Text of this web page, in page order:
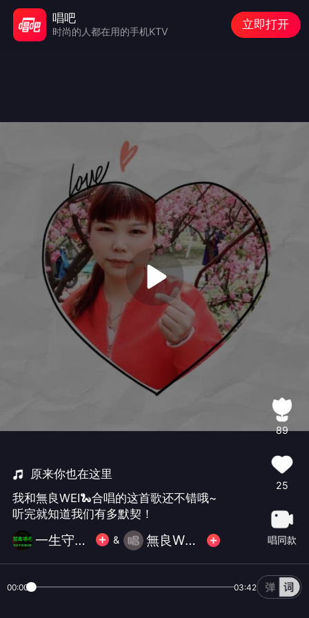
原来你也在这里
我和無良WEI🐍合唱的这首歌还不错哦~
听完就知道我们有多默契！
一生守护💅💅🔥🔥🔥💞 & 無良WEI🐍
89
25
唱同款
00:00 03:42
唱吧
时尚的人都在用的手机KTV
立即打开